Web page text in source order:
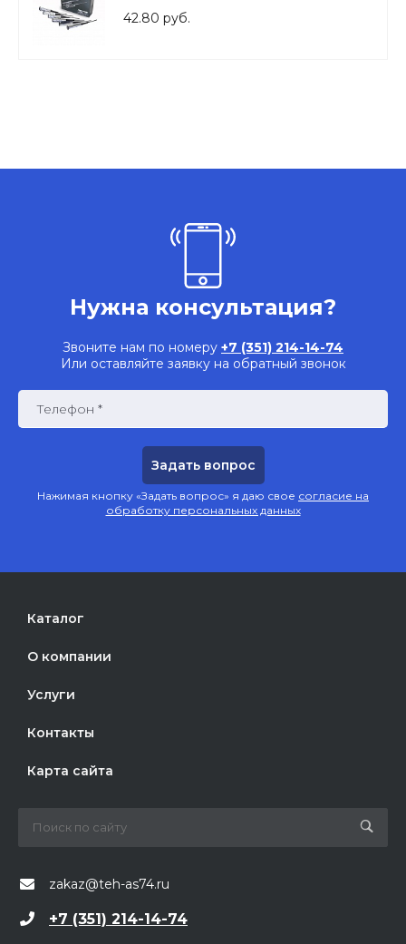
42.80 руб.
Нужна консультация?
Звоните нам по номеру +7 (351) 214-14-74
Или оставляйте заявку на обратный звонок
Телефон *
Нажимая кнопку «Задать вопрос» я даю свое согласие на
обработку персональных данных
Каталог
О компании
Услуги
Контакты
Карта сайта
zakaz@teh-as74.ru
+7 (351) 214-14-74